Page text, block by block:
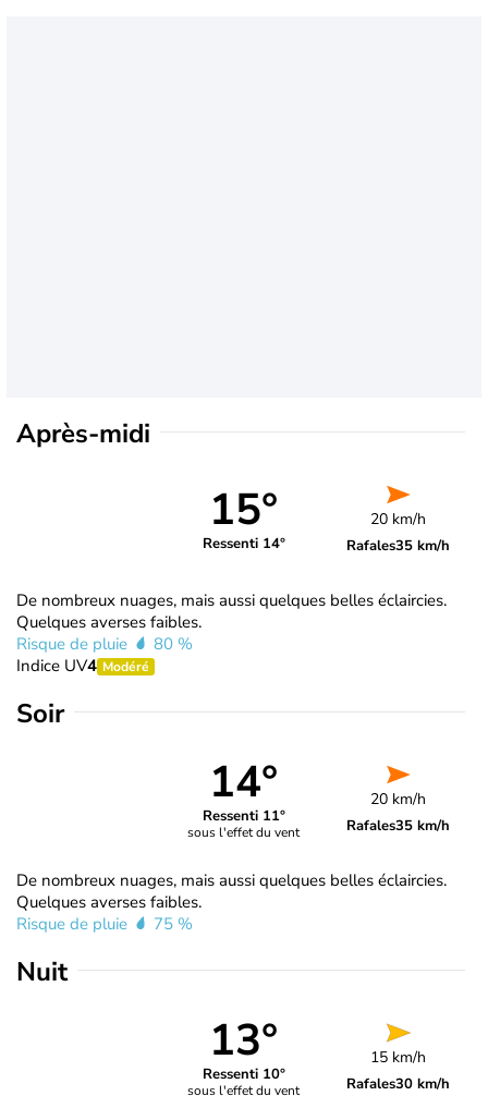
Après-midi
15°
Ressenti 14°
20 km/h
Rafales35 km/h
De nombreux nuages, mais aussi quelques belles éclaircies.
Quelques averses faibles.
Risque de pluie
80 %
Indice UV4 Modéré
Soir
14°
Ressenti 11°
sous l'effet du vent
20 km/h
Rafales35 km/h
De nombreux nuages, mais aussi quelques belles éclaircies.
Quelques averses faibles.
Risque de pluie
75 %
Nuit
13°
Ressenti 10°
sous l'effet du vent
15 km/h
Rafales30 km/h